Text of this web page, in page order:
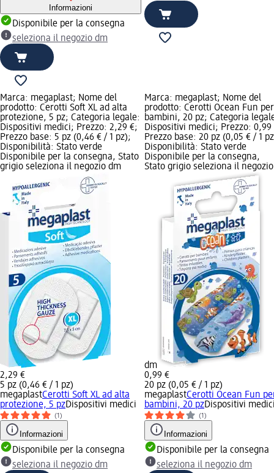
Informazioni
Disponibile per la consegna
seleziona il negozio dm
Marca: megaplast; Nome del
prodotto: Cerotti Soft XL ad alta
protezione, 5 pz; Categoria legale:
Dispositivi medici; Prezzo: 2,29 €;
Prezzo base: 5 pz (0,46 € / 1 pz);
Disponibilità: Stato verde
Disponibile per la consegna, Stato
grigio seleziona il negozio dm
2,29 €
5 pz (0,46 € / 1 pz)
megaplastCerotti Soft XL ad alta
protezione, 5 pzDispositivi medici
(1)
Informazioni
Disponibile per la consegna
seleziona il negozio dm
Marca: megaplast; Nome del
prodotto: Cerotti Ocean Fun per
bambini, 20 pz; Categoria
Dispositivi medici; Prezzo: 0,99
Prezzo base: 20 pz (0,05 € / 1
Disponibilità: Stato verde
Disponibile per la consegna,
Stato grigio seleziona il negozio
dm
0,99 €
20 pz (0,05 € / 1 pz)
megaplastCerotti Ocean Fun
bambini, 20 pzDispositivi
(1)
Informazioni
Disponibile per la consegna
seleziona il negozio dm